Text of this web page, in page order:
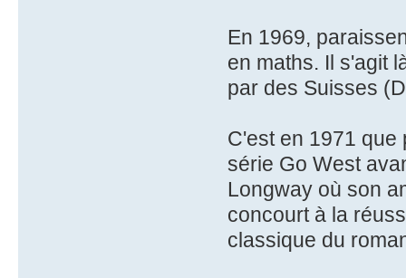
En 1969,
en maths. Il s'agit
par des Suisses
C'est en 1971 que
série Go West
Longway où son
concourt à la
classique du